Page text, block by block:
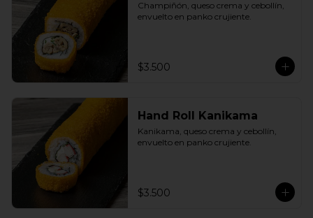
Champiñón, queso crema y cebollín,
envuelto en panko crujiente.
$3.500
Hand Roll Kanikama
Kanikama, queso crema y cebollín,
envuelto en panko crujiente.
$3.500